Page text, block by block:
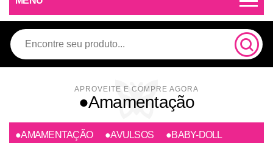
●Amamentação
●AMAMENTAÇÃO ●AVULSOS ●BABY-DOLL